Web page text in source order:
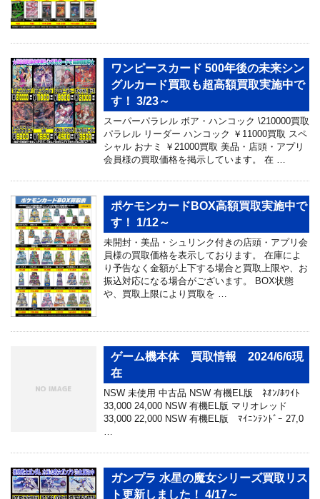
ワンピースカード 500年後の未来シン
グルカード買取も超高額買取実施中で
す！ 3/23～
スーパーパラレル ボア・ハンコック \210000買取
パラレル リーダー ハンコック ￥11000買取 スペ
シャル おナミ ￥21000買取 美品・店頭・アプリ
会員様の買取価格を掲示しています。 在 …
ポケモンカードBOX高額買取実施中で
す！ 1/12～
未開封・美品・シュリンク付きの店頭・アプリ会
員様の買取価格を表示しております。 在庫によ
り予告なく金額が上下する場合と買取上限や、お
振込対応になる場合がございます。 BOX状態
や、買取上限により買取を …
ゲーム機本体 買取情報 2024/6/6現
在
NSW 未使用 中古品 NSW 有機EL版 ﾈｵﾝ/ﾎﾜｲﾄ
33,000 24,000 NSW 有機EL版 マリオレッド
33,000 22,000 NSW 有機EL版 ﾏｲﾆﾝﾃﾝﾄﾞｰ 27,0
…
ガンプラ 水星の魔女シリーズ買取リス
ト更新しました！ 4/17～